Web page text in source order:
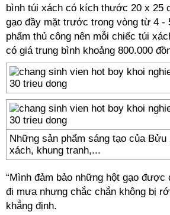
bình túi xách có kích thước 20 x 25
gạo đầy mặt trước trong vòng từ 4 -
phẩm thủ công nên mỗi chiếc túi
có giá trung bình khoảng 800.000
Những sản phẩm sáng tạo của Bửu
xách, khung tranh,...
“Mình đảm bảo những hột gạo
đi mưa nhưng chắc chắn không bị
khẳng định.